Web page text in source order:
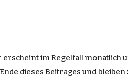
erscheint imRegelfall monatlich
Ende dieses Beitrages und bleiben